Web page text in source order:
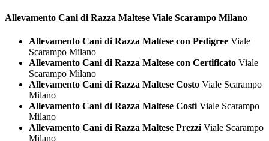
Allevamento Cani di Razza Maltese Viale Scarampo Milano
Allevamento Cani di Razza Maltese con Pedigree Viale
Scarampo Milano
Allevamento Cani di Razza Maltese con Certificato Viale
Scarampo Milano
Allevamento Cani di Razza Maltese Costo Viale Scarampo
Milano
Allevamento Cani di Razza Maltese Costi Viale Scarampo
Milano
Allevamento Cani di Razza Maltese Prezzi Viale Scarampo
Milano